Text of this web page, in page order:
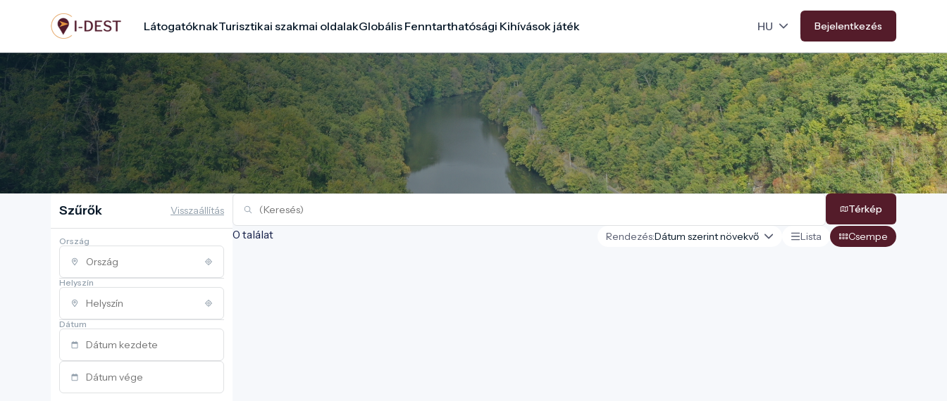
tartalomra
LátogatóknakTurisztikai szakmai oldalakGlobális Fenntarthatósági Kihívások játék Bejelentkezés
Szűrők Visszaállítás
Ország
Helyszín
Dátum
Térkép
0 találat Rendezés: Lista Csempe